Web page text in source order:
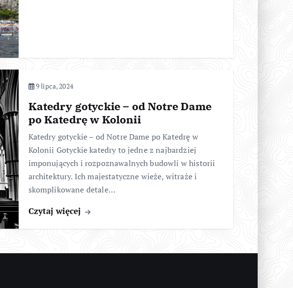
9 lipca, 2024
Katedry gotyckie – od Notre Dame
po Katedrę w Kolonii
Katedry gotyckie – od Notre Dame po Katedrę w
Kolonii Gotyckie katedry to jedne z najbardziej
imponujących i rozpoznawalnych budowli w historii
architektury. Ich majestatyczne wieże, witraże i
skomplikowane detale…
Czytaj więcej